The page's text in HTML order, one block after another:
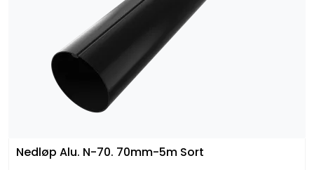
Nedløp Alu. N-70. 70mm-5m Sort